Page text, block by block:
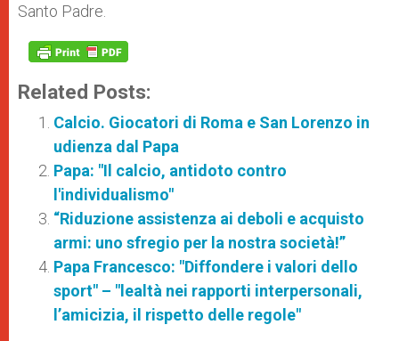
Santo Padre.
Related Posts:
Calcio. Giocatori di Roma e San Lorenzo in
udienza dal Papa
Papa: "Il calcio, antidoto contro
l'individualismo"
“Riduzione assistenza ai deboli e acquisto
armi: uno sfregio per la nostra società!”
Papa Francesco: "Diffondere i valori dello
sport" – "lealtà nei rapporti interpersonali,
l’amicizia, il rispetto delle regole"